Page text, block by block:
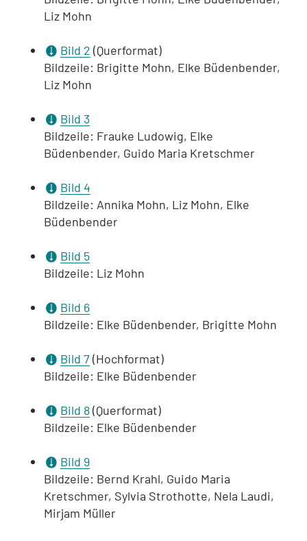
Liz Mohn
Bild 2 (Querformat)
Bildzeile: Brigitte Mohn, Elke Büdenbender,
Liz Mohn
Bild 3
Bildzeile: Frauke Ludowig, Elke
Büdenbender, Guido Maria Kretschmer
Bild 4
Bildzeile: Annika Mohn, Liz Mohn, Elke
Büdenbender
Bild 5
Bildzeile: Liz Mohn
Bild 6
Bildzeile: Elke Büdenbender, Brigitte Mohn
Bild 7(Hochformat)
Bildzeile: Elke Büdenbender
Bild 8(Querformat)
Bildzeile: Elke Büdenbender
Bild 9
Bildzeile: Bernd Krahl, Guido Maria
Kretschmer, Sylvia Strothotte, Nela Laudi,
Mirjam Müller